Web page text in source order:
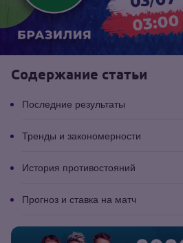
Содержание статьи
Последние результаты
Тренды и закономерности
История противостояний
Прогноз и ставка на матч